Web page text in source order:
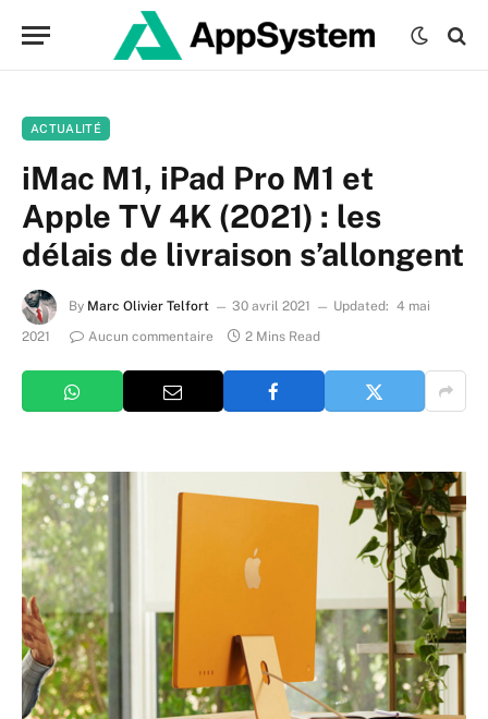
ACTUALITÉ
iMac M1, iPad Pro M1 et
Apple TV 4K (2021) : les
délais de livraison s’allongent
By Marc Olivier Telfort 30 avril 2021 Updated: 4 mai
2021
Aucun commentaire 2 Mins Read